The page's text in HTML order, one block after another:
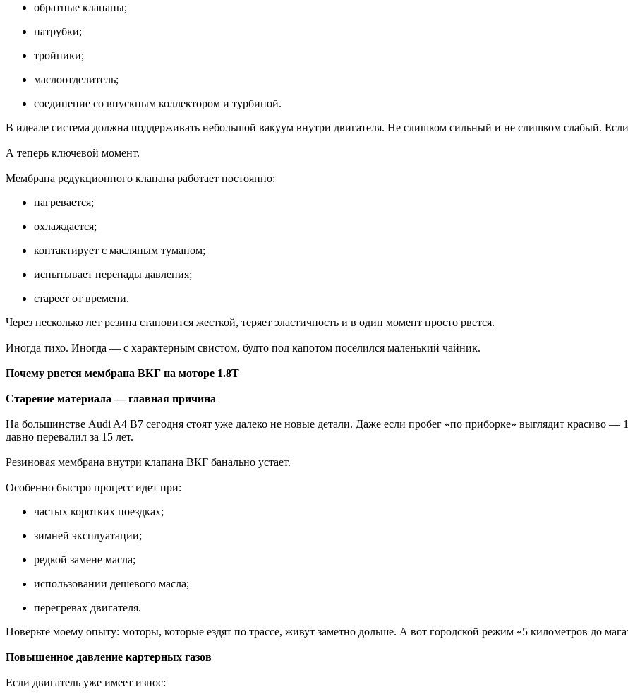
обратные клапаны;
патрубки;
тройники;
маслоотделитель;
соединение со впускным коллектором и турбиной.
В идеале система должна поддерживать небольшой вакуум внутри двигателя. Не слишком сильный и не слишком слабый.
А теперь ключевой момент.
Мембрана редукционного клапана работает постоянно:
нагревается;
охлаждается;
контактирует с масляным туманом;
испытывает перепады давления;
стареет от времени.
Через несколько лет резина становится жесткой, теряет эластичность и в один момент просто рвется.
Иногда тихо. Иногда — с характерным свистом, будто под капотом поселился маленький чайник.
Почему рвется мембрана ВКГ на моторе 1.8T
Старение материала — главная причина
На большинстве Audi A4 B7 сегодня стоят уже далеко не новые детали. Даже если пробег «по приборке» выглядит красиво
давно перевалил за 15 лет.
Резиновая мембрана внутри клапана ВКГ банально устает.
Особенно быстро процесс идет при:
частых коротких поездках;
зимней эксплуатации;
редкой замене масла;
использовании дешевого масла;
перегревах двигателя.
Поверьте моему опыту: моторы, которые ездят по трассе, живут заметно дольше. А вот городской режим «5 километров до
Повышенное давление картерных газов
Если двигатель уже имеет износ: